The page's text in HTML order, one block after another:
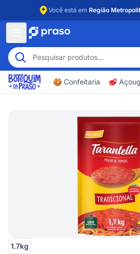
Você está em Região
🍪 Confeitaria 🥩
1.7kg